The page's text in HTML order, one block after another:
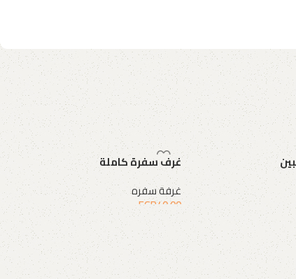
غرف سفرة كاملة
غرفة سفره
EGP40.00
إضافة إلى السلة